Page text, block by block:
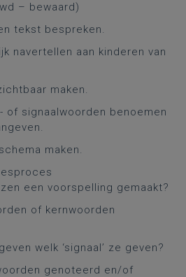
– bewaard)
tekst bespreken.
navertellen aan kinderen van
maken.
of signaalwoorden benoemen
maken.
een voorspelling gemaakt?
of kernwoorden
welk ‘signaal’ ze geven?
genoteerd en/of